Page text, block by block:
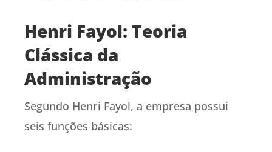
Henri Fayol: Teoria
Clássica da
Administração
Segundo Henri Fayol, a empresa possui
seis funções básicas: